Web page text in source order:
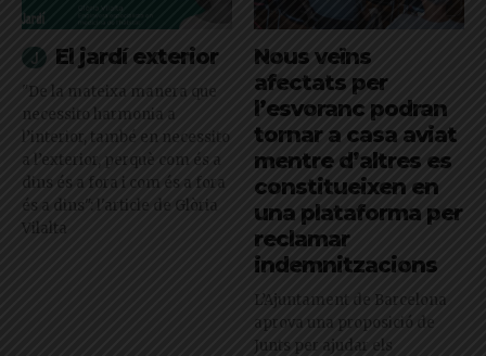
El jardí exterior
"De la mateixa manera que
necessito harmonia a
l’interior, també en necessito
a l’exterior, perquè com és a
dins és a fora i com és a fora
és a dins": l'article de Glòria
Vilalta
Nous veïns
afectats per
l’esvoranc podran
tornar a casa aviat
mentre d’altres es
constitueixen en
una plataforma per
reclamar
indemnitzacions
L’Ajuntament de Barcelona
aprova una proposició de
Junts per ajudar els